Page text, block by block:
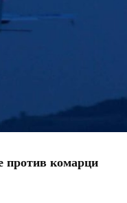
против комарци